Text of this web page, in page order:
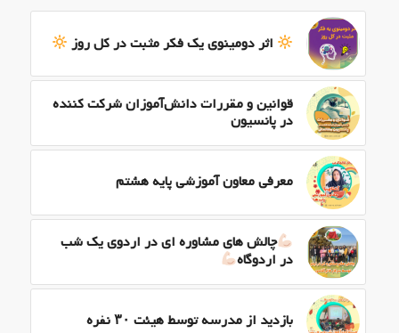
اثر دومینوی یک فکر مثبت در کل روز
قوانین و مقررات دانش‌آموزان شرکت کننده
در پانسیون
معرفی معاون آموزشی پایه هشتم
چالش های مشاوره ای در اردوی یک شب
در اردوگاه
بازدید از مدرسه توسط هیئت ۳۰ نفره